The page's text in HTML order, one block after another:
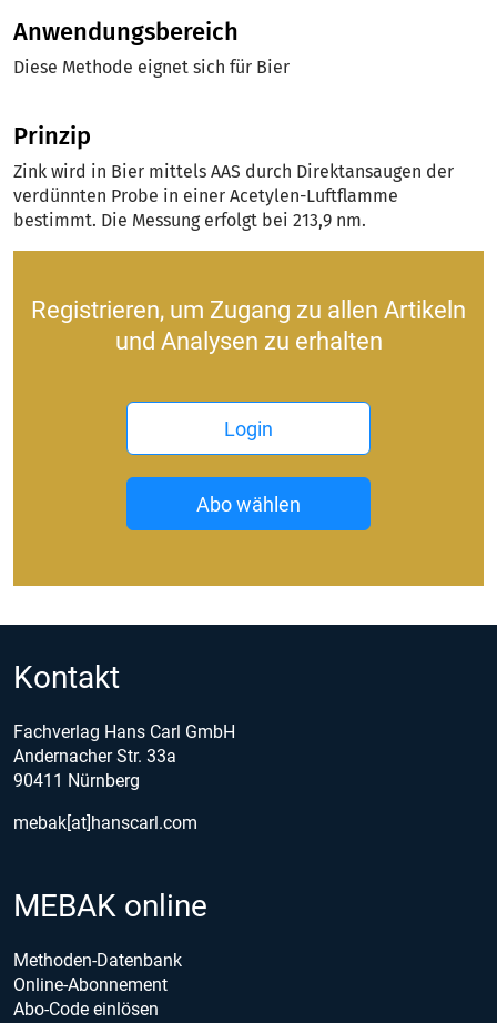
Anwendungsbereich
Diese Methode eignet sich für Bier
Prinzip
Zink wird in Bier mittels AAS durch Direktansaugen der
verdünnten Probe in einer Acetylen-Luftflamme
bestimmt. Die Messung erfolgt bei 213,9 nm.
Registrieren, um Zugang zu allen Artikeln
und Analysen zu erhalten
Login
Abo wählen
Kontakt
Fachverlag Hans Carl GmbH
Andernacher Str. 33a
90411 Nürnberg
mebak[at]hanscarl.com
MEBAK online
Methoden-Datenbank
Online-Abonnement
Abo-Code einlösen